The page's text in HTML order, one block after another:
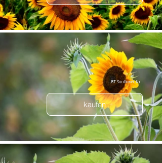
BT Sunflower Nr.:
kaufen